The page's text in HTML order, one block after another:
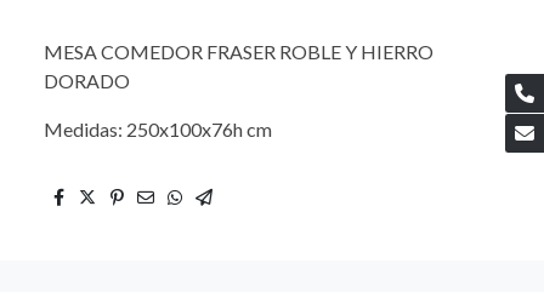
MESA COMEDOR FRASER ROBLE Y HIERRO
DORADO
Medidas: 250x100x76h cm